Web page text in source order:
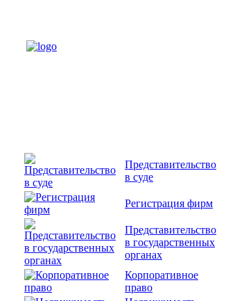
Представительство
в суде
Регистрация фирм
Представительство
в государственных
органах
Корпоративное
право